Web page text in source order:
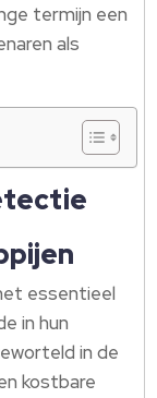
termijn een
als
essentieel
in hun
in de
kostbare